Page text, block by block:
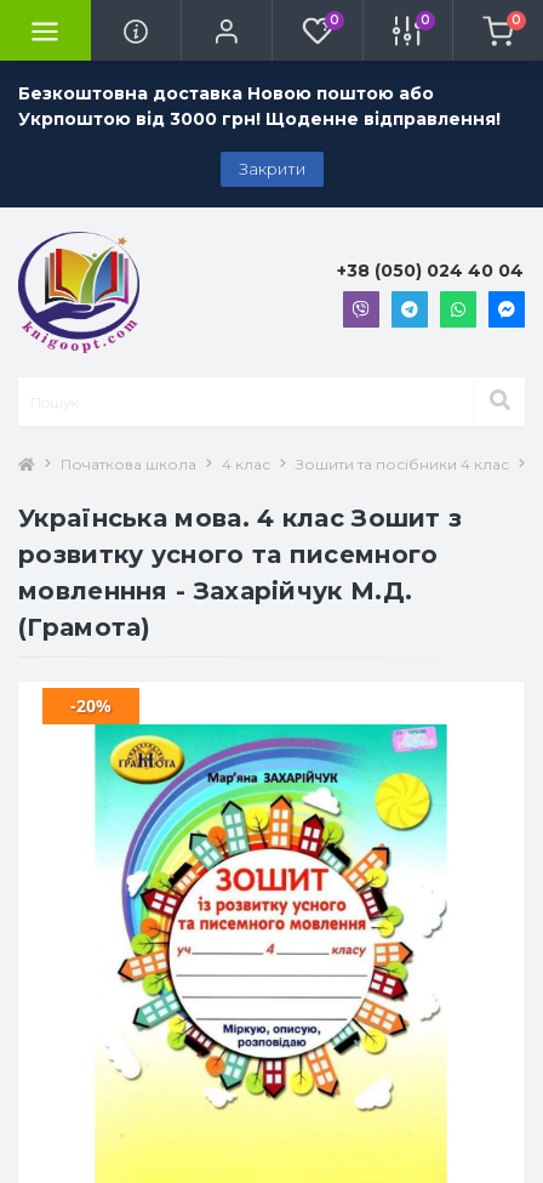
Безкоштовна доставка Новою поштою або
Укрпоштою від 3000 грн! Щоденне відправлення!
Закрити
0 0 0
+38 (050) 024 40 04
Початкова школа 4 клас Зошити та посібники 4 клас
Українська мова. 4 клас Зошит з
розвитку усного та писемного
мовленння - Захарійчук М.Д.
(Грамота)
-20%